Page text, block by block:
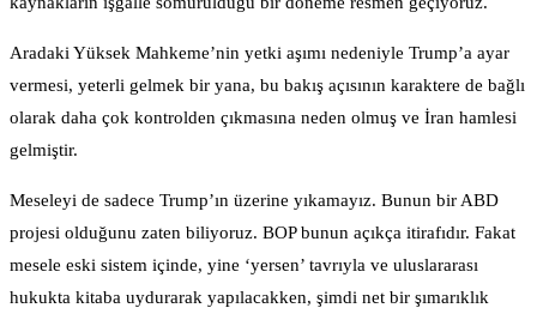
Aradaki Yüksek Mahkeme’nin yetki aşımı nedeniyle Trump’a ayar
vermesi, yeterli gelmek bir yana, bu bakış açısının karaktere de bağlı
olarak daha çok kontrolden çıkmasına neden olmuş ve İran hamlesi
gelmiştir.
Meseleyi de sadece Trump’ın üzerine yıkamayız. Bunun bir ABD
projesi olduğunu zaten biliyoruz. BOP bunun açıkça itirafıdır. Fakat
mesele eski sistem içinde, yine ‘yersen’ tavrıyla ve uluslararası
hukukta kitaba uydurarak yapılacakken, şimdi net bir şımarıklık